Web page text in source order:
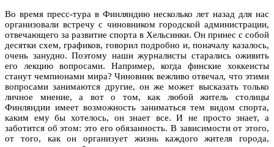
Во время пресс-тура в Финляндию несколько лет назад для нас
организовали встречу с чиновником городской администрации,
отвечающего за развитие спорта в Хельсинки. Он принес с собой
десятки схем, графиков, говорил подробно и, поначалу казалось,
очень занудно. Поэтому наши журналисты старались оживить
его лекцию вопросами. Например, когда финские хоккеисты
станут чемпионами мира? Чиновник вежливо отвечал, что этими
вопросами занимаются другие, он же может высказать только
личное мнение, а вот о том, как любой житель столицы
Финляндии имеет возможность заниматься тем видом спорта,
каким ему бы хотелось, он знает все. И не просто знает, а
заботится об этом: это его обязанность. В зависимости от этого,
от того, как он организует жизнь каждого жителя города,